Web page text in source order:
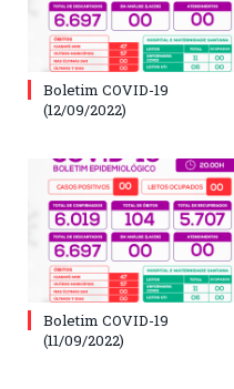
Boletim COVID-19
(12/09/2022)
Boletim COVID-19
(11/09/2022)